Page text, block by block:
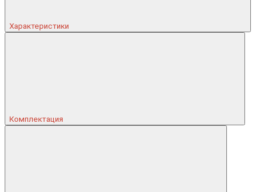
Характеристики
Комплектация